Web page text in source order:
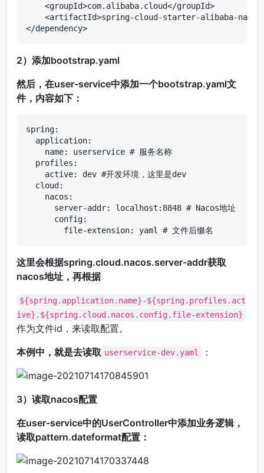
<groupId>com.alibaba.cloud</groupId>
<artifactId>spring-cloud-starter-alibaba-
</dependency>
2）添加bootstrap.yaml
然后，在user-service中添加一个bootstrap.yaml文
件，内容如下：
spring:
  application:
name: userservice # 服务名称
  profiles:
active: dev #开发环境，这里是dev
  cloud:
nacos:
server-addr: localhost:8848 # Nacos地址
config:
file-extension: yaml # 文件后缀名
这里会根据spring.cloud.nacos.server-addr获取
nacos地址，再根据
${spring.application.name}-${spring.profiles.act
ive}.${spring.cloud.nacos.config.file-extension}
作为文件id，来读取配置。
本例中，就是去读取 userservice-dev.yaml ：
3）读取nacos配置
在user-service中的UserController中添加业务逻辑，
读取pattern.dateformat配置：